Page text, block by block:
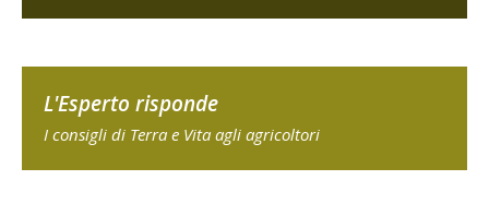
L'Esperto risponde
I consigli di Terra e Vita agli agricoltori